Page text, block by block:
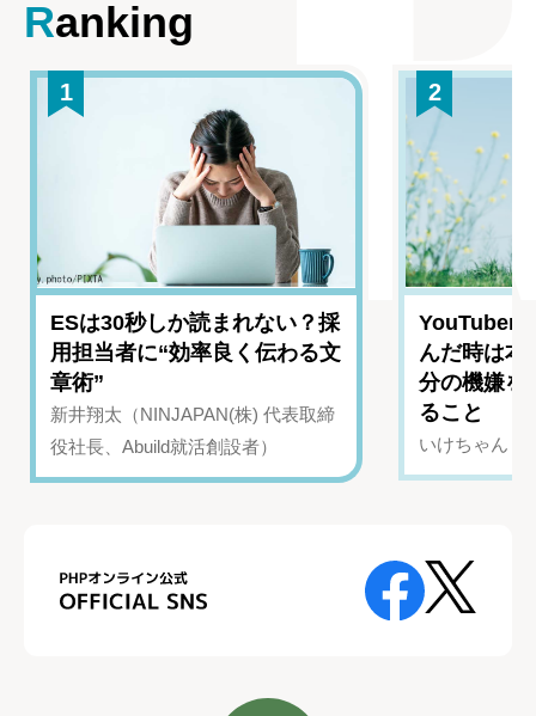
Ranking
1
ESは30秒しか読まれない？採
用担当者に“効率良く伝わる文
章術”
新井翔太（NINJAPAN(株) 代表取締
役社長、Abuild就活創設者）
2
YouTuber
んだ時は
分の機嫌を
ること
いけちゃん（